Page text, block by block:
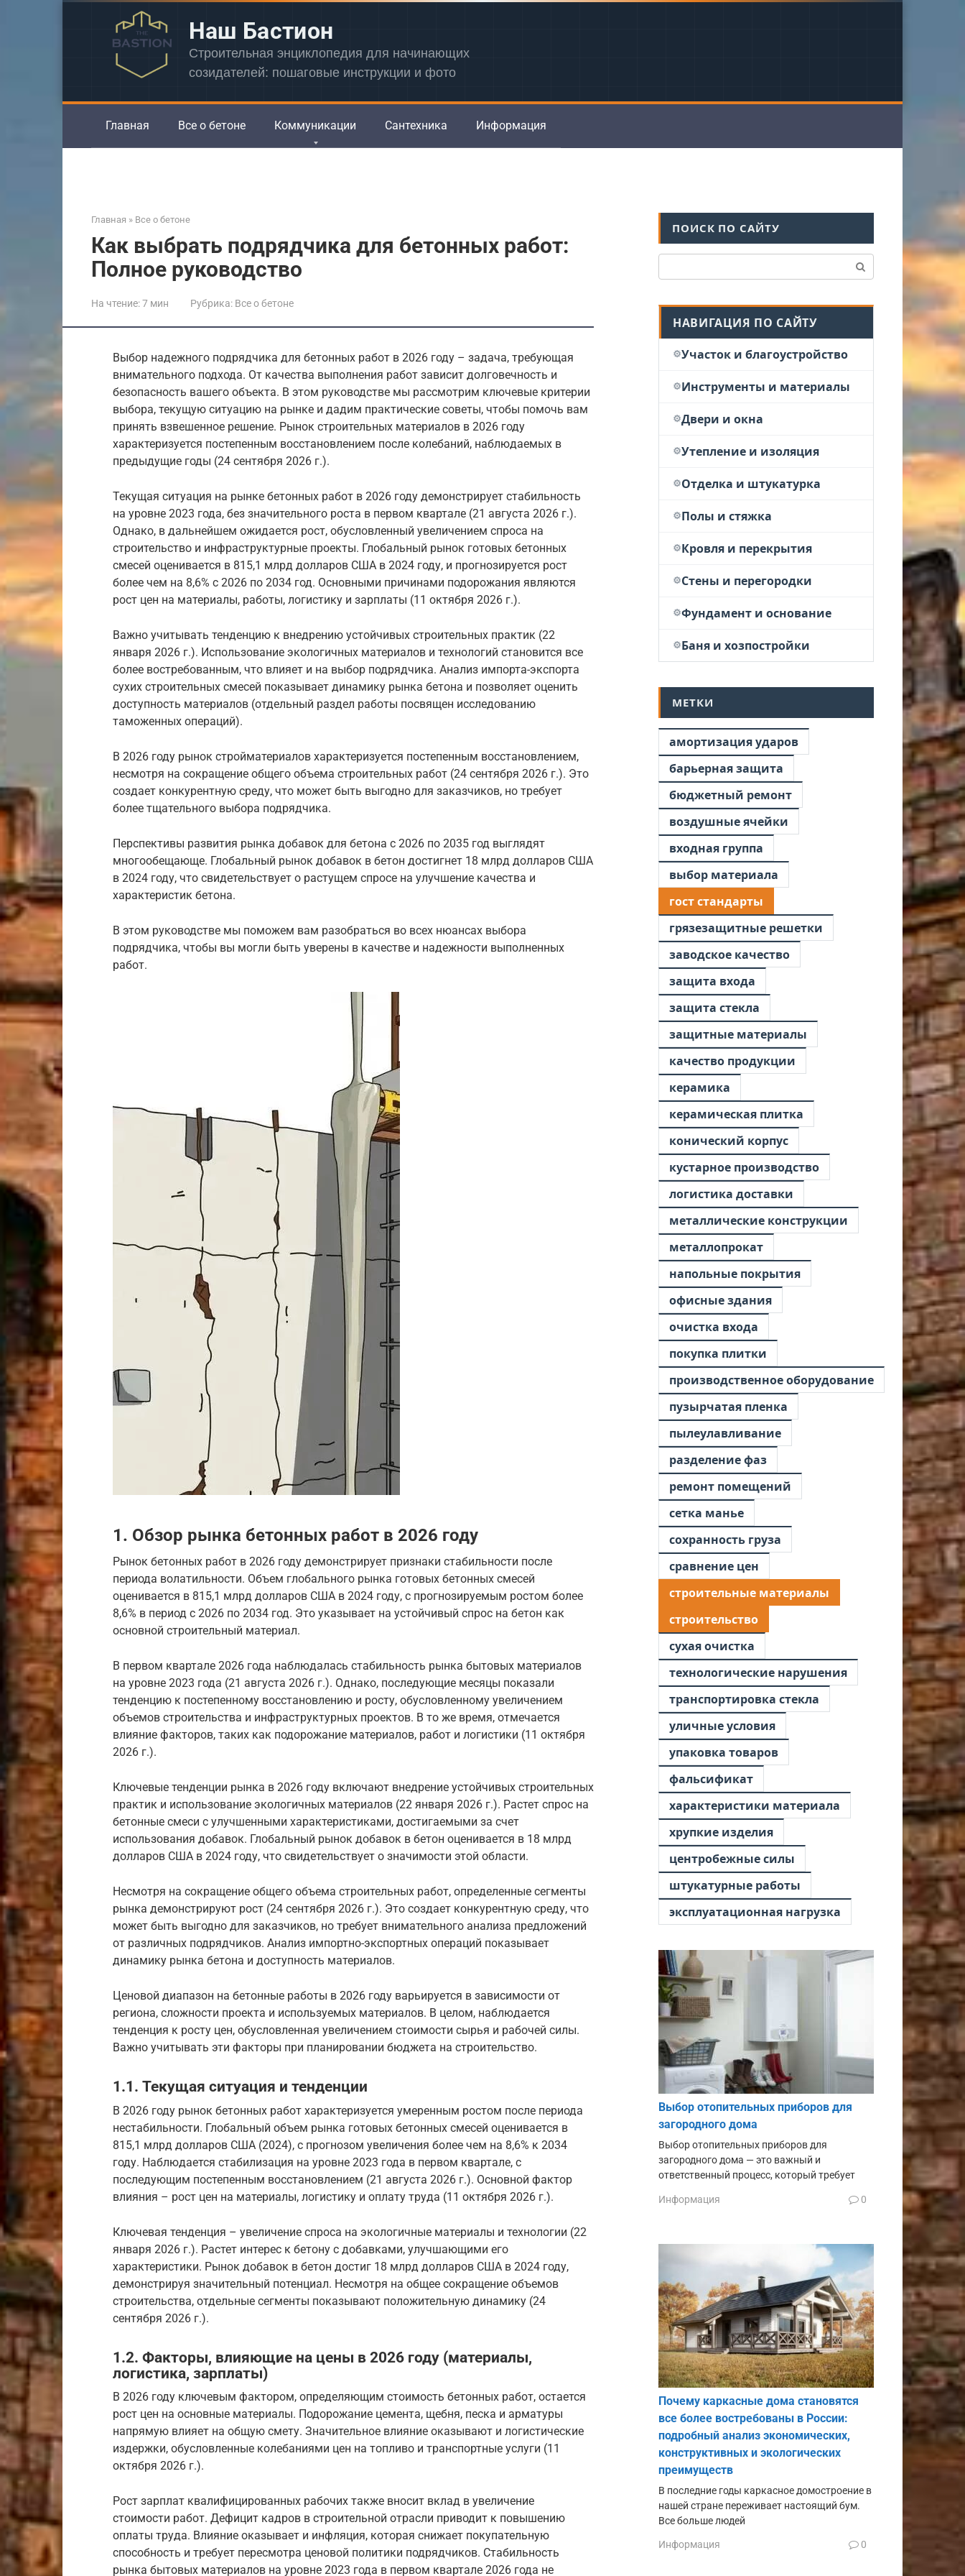
Наш Бастион
Строительная энциклопедия для начинающих
созидателей: пошаговые инструкции и фото
Главная Все о бетоне Коммуникации Сантехника Информация
Главная » Все о бетоне
Как выбрать подрядчика для бетонных работ:
Полное руководство
На чтение:7 мин Рубрика: Все о бетоне
Выбор надежного подрядчика для бетонных работ в 2026 году – задача, требующая
внимательного подхода. От качества выполнения работ зависит долговечность и
безопасность вашего объекта. В этом руководстве мы рассмотрим ключевые критерии
выбора, текущую ситуацию на рынке и дадим практические советы, чтобы помочь вам
принять взвешенное решение. Рынок строительных материалов в 2026 году
характеризуется постепенным восстановлением после колебаний, наблюдаемых в
предыдущие годы (24 сентября 2026 г.).
Текущая ситуация на рынке бетонных работ в 2026 году демонстрирует стабильность
на уровне 2023 года, без значительного роста в первом квартале (21 августа 2026 г.).
Однако, в дальнейшем ожидается рост, обусловленный увеличением спроса на
строительство и инфраструктурные проекты. Глобальный рынок готовых бетонных
смесей оценивается в 815,1 млрд долларов США в 2024 году, и прогнозируется рост
более чем на 8,6% с 2026 по 2034 год. Основными причинами подорожания являются
рост цен на материалы, работы, логистику и зарплаты (11 октября 2026 г.).
Важно учитывать тенденцию к внедрению устойчивых строительных практик (22
января 2026 г.). Использование экологичных материалов и технологий становится все
более востребованным, что влияет и на выбор подрядчика. Анализ импорта-экспорта
сухих строительных смесей показывает динамику рынка бетона и позволяет оценить
доступность материалов (отдельный раздел работы посвящен исследованию
таможенных операций).
В 2026 году рынок стройматериалов характеризуется постепенным восстановлением,
несмотря на сокращение общего объема строительных работ (24 сентября 2026 г.). Это
создает конкурентную среду, что может быть выгодно для заказчиков, но требует
более тщательного выбора подрядчика.
Перспективы развития рынка добавок для бетона с 2026 по 2035 год выглядят
многообещающе. Глобальный рынок добавок в бетон достигнет 18 млрд долларов США
в 2024 году, что свидетельствует о растущем спросе на улучшение качества и
характеристик бетона.
В этом руководстве мы поможем вам разобраться во всех нюансах выбора
подрядчика, чтобы вы могли быть уверены в качестве и надежности выполненных
работ.
1. Обзор рынка бетонных работ в 2026 году
Рынок бетонных работ в 2026 году демонстрирует признаки стабильности после
периода волатильности. Объем глобального рынка готовых бетонных смесей
оценивается в 815,1 млрд долларов США в 2024 году, с прогнозируемым ростом более
8,6% в период с 2026 по 2034 год. Это указывает на устойчивый спрос на бетон как
основной строительный материал.
В первом квартале 2026 года наблюдалась стабильность рынка бытовых материалов
на уровне 2023 года (21 августа 2026 г.). Однако, последующие месяцы показали
тенденцию к постепенному восстановлению и росту, обусловленному увеличением
объемов строительства и инфраструктурных проектов. В то же время, отмечается
влияние факторов, таких как подорожание материалов, работ и логистики (11 октября
2026 г.).
Ключевые тенденции рынка в 2026 году включают внедрение устойчивых строительных
практик и использование экологичных материалов (22 января 2026 г.). Растет спрос на
бетонные смеси с улучшенными характеристиками, достигаемыми за счет
использования добавок. Глобальный рынок добавок в бетон оценивается в 18 млрд
долларов США в 2024 году, что свидетельствует о значимости этой области.
Несмотря на сокращение общего объема строительных работ, определенные сегменты
рынка демонстрируют рост (24 сентября 2026 г.). Это создает конкурентную среду, что
может быть выгодно для заказчиков, но требует внимательного анализа предложений
от различных подрядчиков. Анализ импортно-экспортных операций показывает
динамику рынка бетона и доступность материалов.
Ценовой диапазон на бетонные работы в 2026 году варьируется в зависимости от
региона, сложности проекта и используемых материалов. В целом, наблюдается
тенденция к росту цен, обусловленная увеличением стоимости сырья и рабочей силы.
Важно учитывать эти факторы при планировании бюджета на строительство.
1.1. Текущая ситуация и тенденции
В 2026 году рынок бетонных работ характеризуется умеренным ростом после периода
нестабильности. Глобальный объем рынка готовых бетонных смесей оценивается в
815,1 млрд долларов США (2024), с прогнозом увеличения более чем на 8,6% к 2034
году. Наблюдается стабилизация на уровне 2023 года в первом квартале, с
последующим постепенным восстановлением (21 августа 2026 г.). Основной фактор
влияния – рост цен на материалы, логистику и оплату труда (11 октября 2026 г.).
Ключевая тенденция – увеличение спроса на экологичные материалы и технологии (22
января 2026 г.). Растет интерес к бетону с добавками, улучшающими его
характеристики. Рынок добавок в бетон достиг 18 млрд долларов США в 2024 году,
демонстрируя значительный потенциал. Несмотря на общее сокращение объемов
строительства, отдельные сегменты показывают положительную динамику (24
сентября 2026 г.).
1.2. Факторы, влияющие на цены в 2026 году (материалы,
логистика, зарплаты)
В 2026 году ключевым фактором, определяющим стоимость бетонных работ, остается
рост цен на основные материалы. Подорожание цемента, щебня, песка и арматуры
напрямую влияет на общую смету. Значительное влияние оказывают и логистические
издержки, обусловленные колебаниями цен на топливо и транспортные услуги (11
октября 2026 г.).
Рост зарплат квалифицированных рабочих также вносит вклад в увеличение
стоимости работ. Дефицит кадров в строительной отрасли приводит к повышению
оплаты труда. Влияние оказывает и инфляция, которая снижает покупательную
способность и требует пересмотра ценовой политики подрядчиков. Стабильность
рынка бытовых материалов на уровне 2023 года в первом квартале 2026 года не
ПОИСК ПО САЙТУ
НАВИГАЦИЯ ПО САЙТУ
Участок и благоустройство
Инструменты и материалы
Двери и окна
Утепление и изоляция
Отделка и штукатурка
Полы и стяжка
Кровля и перекрытия
Стены и перегородки
Фундамент и основание
Баня и хозпостройки
МЕТКИ
амортизация ударов
барьерная защита
бюджетный ремонт
воздушные ячейки
входная группа
выбор материала
гост стандарты
грязезащитные решетки
заводское качество
защита входа
защита стекла
защитные материалы
качество продукции
керамика
керамическая плитка
конический корпус
кустарное производство
логистика доставки
металлические конструкции
металлопрокат
напольные покрытия
офисные здания
очистка входа
покупка плитки
производственное оборудование
пузырчатая пленка
пылеулавливание
разделение фаз
ремонт помещений
сетка манье
сохранность груза
сравнение цен
строительные материалы
строительство
сухая очистка
технологические нарушения
транспортировка стекла
уличные условия
упаковка товаров
фальсификат
характеристики материала
хрупкие изделия
центробежные силы
штукатурные работы
эксплуатационная нагрузка
Выбор отопительных приборов для
загородного дома
Выбор отопительных приборов для
загородного дома — это важный и
ответственный процесс, который требует
Информация 0
Почему каркасные дома становятся
все более востребованы в России:
подробный анализ экономических,
конструктивных и экологических
преимуществ
В последние годы каркасное домостроение в
нашей стране переживает настоящий бум.
Все больше людей
Информация 0